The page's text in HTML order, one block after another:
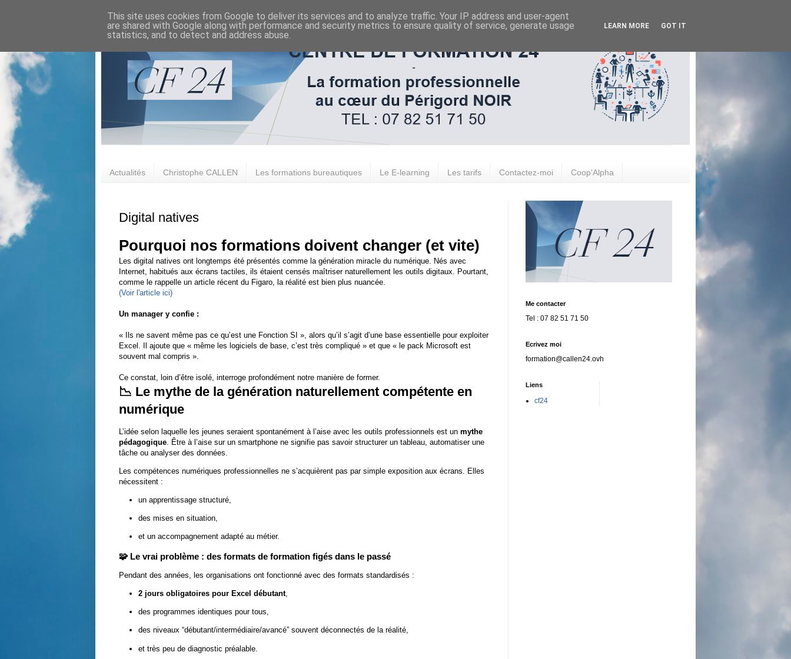
Actualités Christophe CALLEN Les formations bureautiques Le E-learning Les tarifs Contactez-moi Coop'Alpha
Digital natives
Pourquoi nos formations doivent changer (et vite)
Les digital natives ont longtemps été présentés comme la génération miracle du numérique. Nés avec
Internet, habitués aux écrans tactiles, ils étaient censés maîtriser naturellement les outils digitaux. Pourtant,
comme le rappelle un article récent du Figaro, la réalité est bien plus nuancée.
(Voir l'article ici)
Un manager y confie :
« Ils ne savent même pas ce qu’est une Fonction SI », alors qu’il s’agit d’une base essentielle pour exploiter
Excel. Il ajoute que « même les logiciels de base, c’est très compliqué » et que « le pack Microsoft est
souvent mal compris ».
Ce constat, loin d’être isolé, interroge profondément notre manière de former.
📉 Le mythe de la génération naturellement compétente en
numérique
L’idée selon laquelle les jeunes seraient spontanément à l’aise avec les outils professionnels est un mythe
pédagogique . Être à l’aise sur un smartphone ne signifie pas savoir structurer un tableau, automatiser une
tâche ou analyser des données.
Les compétences numériques professionnelles ne s’acquièrent pas par simple exposition aux écrans. Elles
nécessitent :
un apprentissage structuré,
des mises en situation,
et un accompagnement adapté au métier.
🧩 Le vrai problème : des formats de formation figés dans le passé
Pendant des années, les organisations ont fonctionné avec des formats standardisés :
2 jours obligatoires pour Excel débutant,
des programmes identiques pour tous,
des niveaux “débutant/intermédiaire/avancé” souvent déconnectés de la réalité,
et très peu de diagnostic préalable.
Me contacter
Tel : 07 82 51 71 50
Ecrivez moi
formation@callen24.ovh
Liens
cf24
This site uses cookies from Google to deliver its services and to analyze traffic. Your IP address and user-agent
are shared with Google along with performance and security metrics to ensure quality of service, generate usage
statistics, and to detect and address abuse.
LEARN MORE GOT IT